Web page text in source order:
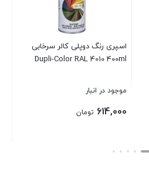
اسپری رنگ دوپلی کالر سرخابی
Dupli-Color RAL 4010 400ml
موجود در انبار
614,000 تومان
بستن